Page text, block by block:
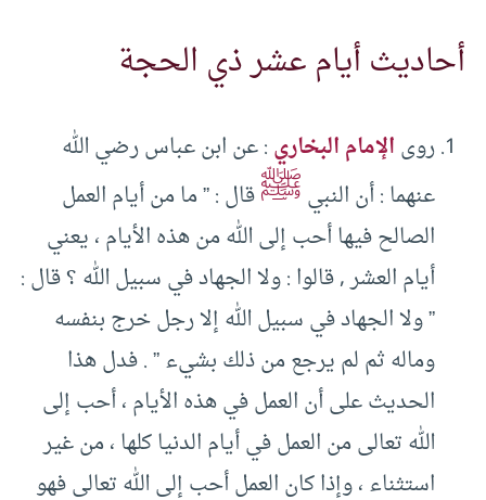
أحاديث أيام عشر ذي الحجة
روىالإمام البخاري: عن ابن عباس رضي الله
عنهما : أن النبيﷺقال : ” ما من أيام العمل
الصالح فيها أحب إلى الله من هذه الأيام ، يعني
أيام العشر , قالوا : ولا الجهاد في سبيل الله ؟ قال :
” ولا الجهاد في سبيل الله إلا رجل خرج بنفسه
وماله ثم لم يرجع من ذلك بشيء ” . فدل هذا
الحديث على أن العمل في هذه الأيام ، أحب إلى
الله تعالى من العمل في أيام الدنيا كلها ، من غير
استثناء ، وإذا كان العمل أحب إلى الله تعالى فهو